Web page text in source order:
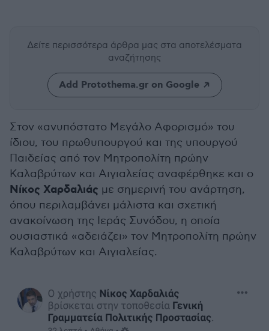
Δείτε περισσότερα άρθρα μας στα αποτελέσματα
αναζήτησης
Add Protothema.gr on Google
Στον «ανυπόστατο Μεγάλο Αφορισμό» του
ίδιου, του πρωθυπουργού και της υπουργού
Παιδείας από τον Μητροπολίτη πρώην
Καλαβρύτων και Αιγιαλείας αναφέρθηκε και ο
Νίκος Χαρδαλιάς με σημερινή του ανάρτηση,
όπου περιλαμβάνει μάλιστα και σχετική
ανακοίνωση της Ιεράς Συνόδου, η οποία
ουσιαστικά «αδειάζει» τον Μητροπολίτη πρώην
Καλαβρύτων και Αιγιαλείας.